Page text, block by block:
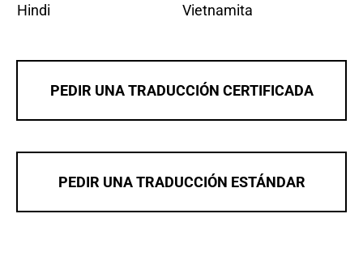
Hindi
Vietnamita
PEDIR UNA TRADUCCIÓN CERTIFICADA
PEDIR UNA TRADUCCIÓN ESTÁNDAR